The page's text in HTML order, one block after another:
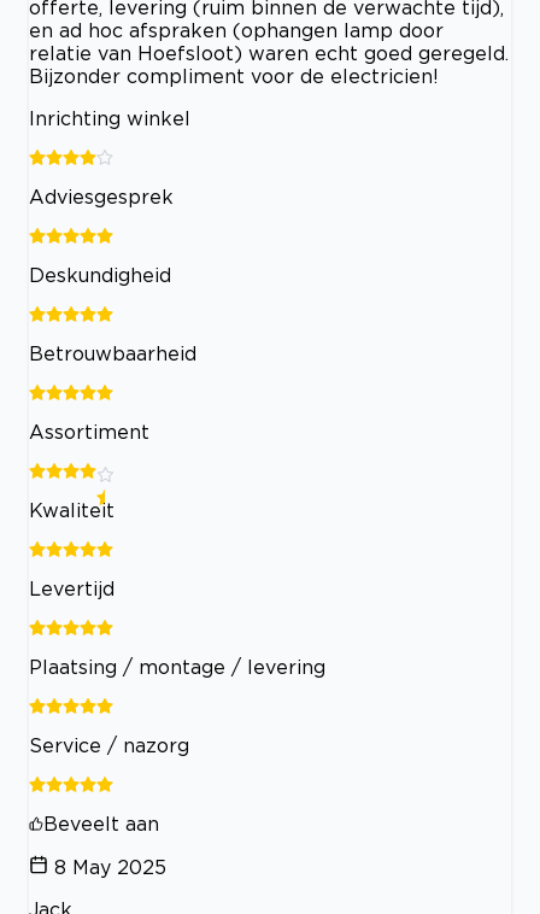
offerte, levering (ruim binnen de verwachte tijd),
en ad hoc afspraken (ophangen lamp door
relatie van Hoefsloot) waren echt goed geregeld.
Bijzonder compliment voor de electricien!
Inrichting winkel
Adviesgesprek
Deskundigheid
Betrouwbaarheid
Assortiment
Kwaliteit
Levertijd
Plaatsing / montage / levering
Service / nazorg
Beveelt aan
8 May 2025
Jack